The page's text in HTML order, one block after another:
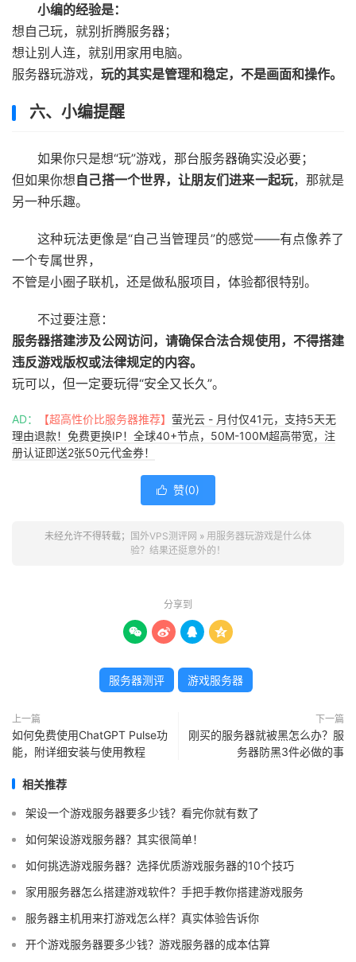
小编的经验是：
想自己玩，就别折腾服务器；
想让别人连，就别用家用电脑。
服务器玩游戏， 玩的其实是管理和稳定，不是画面和操作。
六、小编提醒
如果你只是想“玩”游戏，那台服务器确实没必要；
但如果你想自己搭一个世界，让朋友们进来一起玩，那就是
另一种乐趣。
这种玩法更像是“自己当管理员”的感觉——有点像养了
一个专属世界，
不管是小圈子联机，还是做私服项目，体验都很特别。
不过要注意：
服务器搭建涉及公网访问，请确保合法合规使用，不得搭建
违反游戏版权或法律规定的内容。
玩可以，但一定要玩得“安全又长久”。
AD： 【超高性价比服务器推荐】 萤光云 - 月付仅41元，支持5天无
理由退款！免费更换IP！全球40+节点，50M-100M超高带宽，注
册认证即送2张50元代金券！
 赞(0)
未经允许不得转载； 国外VPS测评网 » 用服务器玩游戏是什么体
验？结果还挺意外的！
分享到
   
服务器测评 游戏服务器
上一篇
如何免费使用ChatGPT Pulse功
能，附详细安装与使用教程
下一篇
刚买的服务器就被黑怎么办？服
务器防黑3件必做的事
相关推荐
架设一个游戏服务器要多少钱？看完你就有数了
如何架设游戏服务器？其实很简单！
如何挑选游戏服务器？选择优质游戏服务器的10个技巧
家用服务器怎么搭建游戏软件？手把手教你搭建游戏服务
服务器主机用来打游戏怎么样？真实体验告诉你
开个游戏服务器要多少钱？游戏服务器的成本估算